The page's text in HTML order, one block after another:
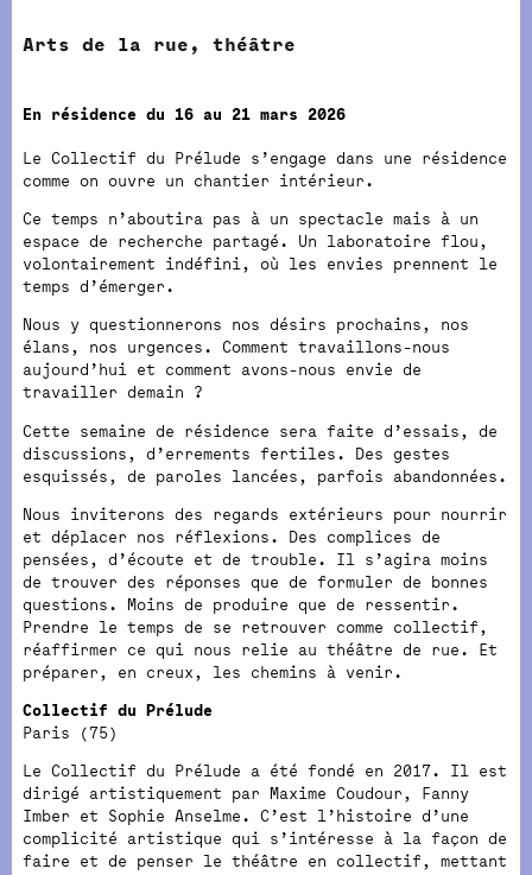
Arts de la rue, théâtre
En résidence du 16 au 21 mars 2026
Le Collectif du Prélude s’engage dans une résidence
comme on ouvre un chantier intérieur.
Ce temps n’aboutira pas à un spectacle mais à un
espace de recherche partagé. Un laboratoire flou,
volontairement indéfini, où les envies prennent le
temps d’émerger.
Nous y questionnerons nos désirs prochains, nos
élans, nos urgences. Comment travaillons-nous
aujourd’hui et comment avons-nous envie de
travailler demain ?
Cette semaine de résidence sera faite d’essais, de
discussions, d’errements fertiles. Des gestes
esquissés, de paroles lancées, parfois abandonnées.
Nous inviterons des regards extérieurs pour nourrir
et déplacer nos réflexions. Des complices de
pensées, d’écoute et de trouble. Il s’agira moins
de trouver des réponses que de formuler de bonnes
questions. Moins de produire que de ressentir.
Prendre le temps de se retrouver comme collectif,
réaffirmer ce qui nous relie au théâtre de rue. Et
préparer, en creux, les chemins à venir.
Collectif du Prélude
Paris (75)
Le Collectif du Prélude a été fondé en 2017. Il est
dirigé artistiquement par Maxime Coudour, Fanny
Imber et Sophie Anselme. C’est l’histoire d’une
complicité artistique qui s’intéresse à la façon de
faire et de penser le théâtre en collectif, mettant